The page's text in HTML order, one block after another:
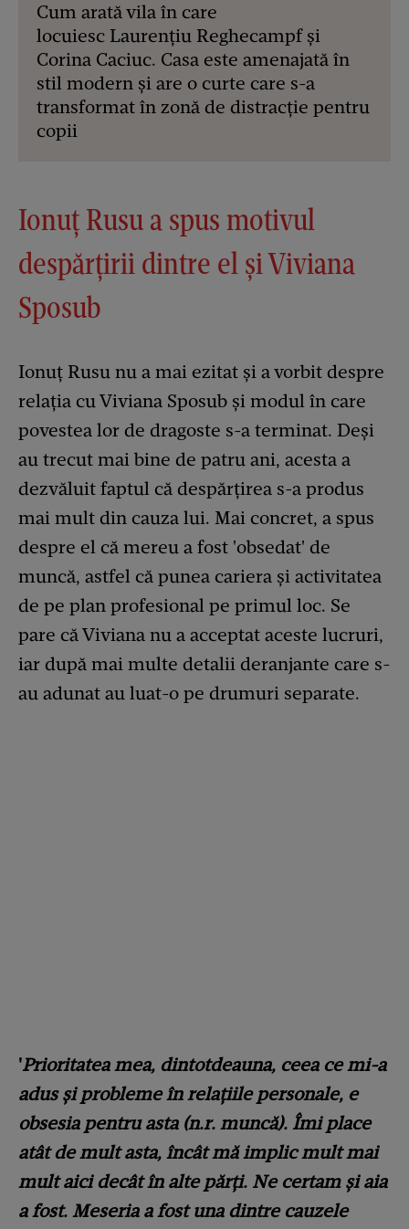
Cum arată vila în care
locuiesc Laurențiu Reghecampf și
Corina Caciuc. Casa este amenajată în
stil modern și are o curte care s-a
transformat în zonă de distracție pentru
copii
Ionuț Rusu a spus motivul
despărțirii dintre el și Viviana
Sposub
Ionuț Rusu nu a mai ezitat și a vorbit despre
relația cu Viviana Sposub și modul în care
povestea lor de dragoste s-a terminat. Deși
au trecut mai bine de patru ani, acesta a
dezvăluit faptul că despărțirea s-a produs
mai mult din cauza lui. Mai concret, a spus
despre el că mereu a fost 'obsedat' de
muncă, astfel că punea cariera și activitatea
de pe plan profesional pe primul loc. Se
pare că Viviana nu a acceptat aceste lucruri,
iar după mai multe detalii deranjante care s-
au adunat au luat-o pe drumuri separate.
'Prioritatea mea, dintotdeauna, ceea ce mi-a
adus și probleme în relațiile personale, e
obsesia pentru asta (n.r. muncă). Îmi place
atât de mult asta, încât mă implic mult mai
mult aici decât în alte părți. Ne certam și aia
a fost. Meseria a fost una dintre cauzele